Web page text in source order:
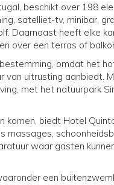
beschikt over 198
satelliet-tv, minibar,
Daarnaast heeft elke
over een terras of
omdat het
uitrusting aanbiedt.
met het natuurpark
komen, biedt Hotel
massages,
waar gasten
een